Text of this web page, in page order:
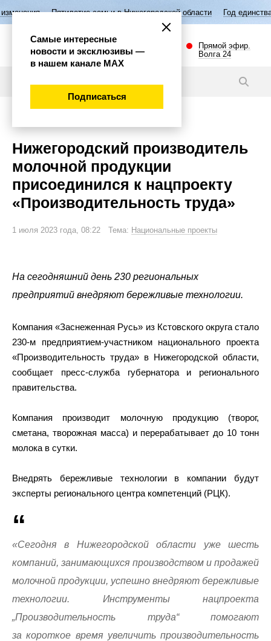
семьи в Нижегородской области Год единства народов
Прямой эфир.
Волга 24
Нижегородский производитель
молочной продукции
присоединился к нацпроекту
«Производительность труда»
1 июля 2023 года, 08:22 Тема: Национальные проекты
На сегодняшний день 230 региональных
предприятий внедряют бережливые технологии.
Компания «Заснеженная Русь» из Кстовского округа стало
230-м предприятием-участником национального проекта
«Производительность труда» в Нижегородской области,
сообщает пресс-служба губернатора и регионального
правительства.
Компания производит молочную продукцию (творог,
сметана, творожная масса) и перерабатывает до 10 тонн
молока в сутки.
Внедрять бережливые технологии в компании будут
эксперты регионального центра компетенций (РЦК).
«Сегодня в Нижегородской области уже шесть
компаний, занимающихся производством и продажей
молочной продукции, успешно внедряют бережливые
технологии. Инструменты нацпроекта
„Производительность труда“ помогают
за короткое время увеличить производительность
Самые интересные
новости и эксклюзивы —
в нашем канале МАХ
Подписаться